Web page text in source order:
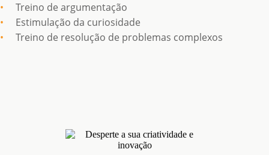
Treino de argumentação
Estimulação da curiosidade
Treino de resolução de problemas complexos